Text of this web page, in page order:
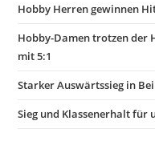
Hobby Herren gewinnen
Hobby-Damen trotzen der
mit 5:1
Starker Auswärtssieg in
Sieg und Klassenerhalt für